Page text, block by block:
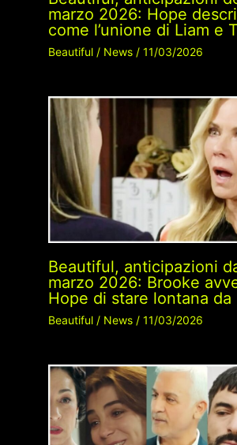
marzo 2026: Hope
come l’unione di Liam e
Beautiful/ News/ 11/03/2026
Beautiful, anticipazioni
marzo 2026: Brooke
Hope di stare lontana da
Beautiful/ News/ 11/03/2026